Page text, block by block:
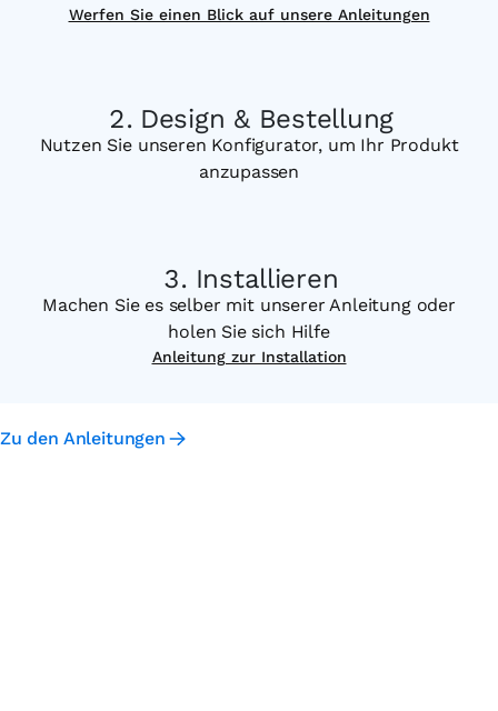
Werfen Sie einen Blick auf unsere Anleitungen
Design & Bestellung
Nutzen Sie unseren Konfigurator, um Ihr Produkt
anzupassen
Installieren
Machen Sie es selber mit unserer Anleitung oder
holen Sie sich Hilfe
Anleitung zur Installation
Zu den Anleitungen